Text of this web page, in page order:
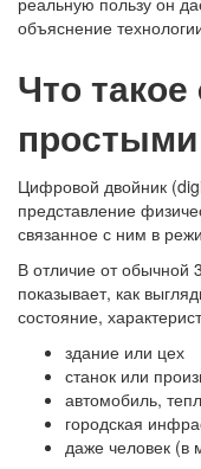
объяснение
Что
Цифровой двойник
представление
связанное с ним в
В отличие от обычной
показывает, как
состояние,
здание или цех
станок или
автомобиль,
городская
даже человек (в